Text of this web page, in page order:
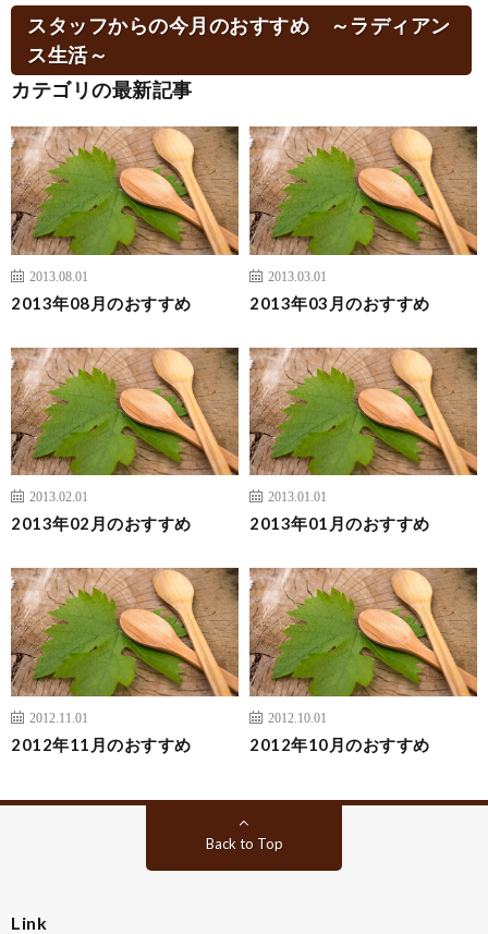
スタッフからの今月のおすすめ ～ラディアン
ス生活～
カテゴリの最新記事
2013.08.01
2013年08月のおすすめ
2013.03.01
2013年03月のおすすめ
2013.02.01
2013年02月のおすすめ
2013.01.01
2013年01月のおすすめ
2012.11.01
2012年11月のおすすめ
2012.10.01
2012年10月のおすすめ
Back to Top
Link